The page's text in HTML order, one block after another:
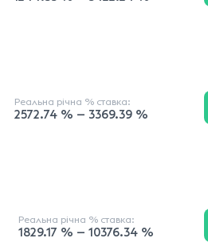
Реальна річна % ставка:
2572.74 % — 3369.39 %
Реальна річна % ставка:
1829.17 % — 10376.34 %